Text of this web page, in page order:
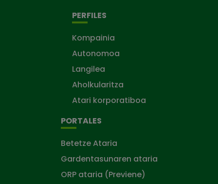
PERFILES
Kompainia
Autonomoa
Langilea
Aholkularitza
Atari korporatiboa
PORTALES
Betetze Ataria
Gardentasunaren ataria
ORP ataria (Previene)